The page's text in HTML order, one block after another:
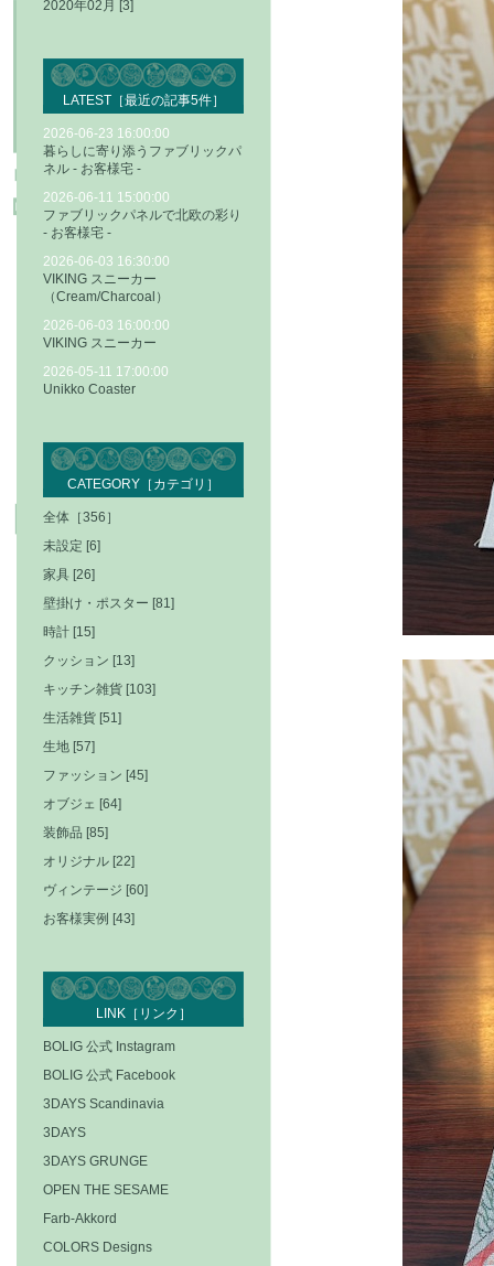
2020年02月 [3]
LATEST［最近の記事5件］
2026-06-23 16:00:00
暮らしに寄り添うファブリックパ
ネル - お客様宅 -
2026-06-11 15:00:00
ファブリックパネルで北欧の彩り
- お客様宅 -
2026-06-03 16:30:00
VIKING スニーカー
（Cream/Charcoal）
2026-06-03 16:00:00
VIKING スニーカー
2026-05-11 17:00:00
Unikko Coaster
CATEGORY［カテゴリ］
全体［356］
未設定 [6]
家具 [26]
壁掛け・ポスター [81]
時計 [15]
クッション [13]
キッチン雑貨 [103]
生活雑貨 [51]
生地 [57]
ファッション [45]
オブジェ [64]
装飾品 [85]
オリジナル [22]
ヴィンテージ [60]
お客様実例 [43]
LINK［リンク］
BOLIG 公式 Instagram
BOLIG 公式 Facebook
3DAYS Scandinavia
3DAYS
3DAYS GRUNGE
OPEN THE SESAME
Farb-Akkord
COLORS Designs